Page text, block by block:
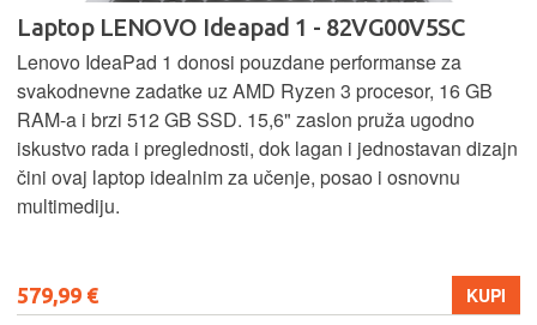
Laptop LENOVO Ideapad 1 - 82VG00V5SC
Lenovo IdeaPad 1 donosi pouzdane performanse za
svakodnevne zadatke uz AMD Ryzen 3 procesor, 16 GB
RAM-a i brzi 512 GB SSD. 15,6" zaslon pruža ugodno
iskustvo rada i preglednosti, dok lagan i jednostavan dizajn
čini ovaj laptop idealnim za učenje, posao i osnovnu
multimediju.
579,99 € KUPI